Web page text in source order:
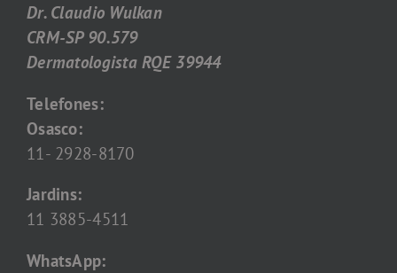
Dr. Claudio Wulkan
CRM-SP 90.579
Dermatologista RQE 39944
Telefones:
Osasco:
11- 2928-8170
Jardins:
11 3885-4511
WhatsApp: